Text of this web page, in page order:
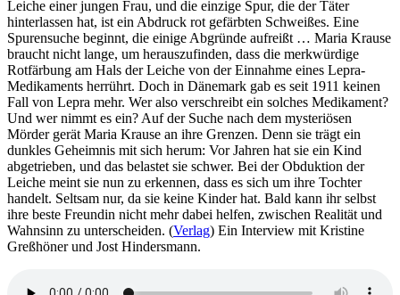
Leiche einer jungen Frau, und die einzige Spur, die der Täter
hinterlassen hat, ist ein Abdruck rot gefärbten Schweißes. Eine
Spurensuche beginnt, die einige Abgründe aufreißt … Maria Krause
braucht nicht lange, um herauszufinden, dass die merkwürdige
Rotfärbung am Hals der Leiche von der Einnahme eines Lepra-
Medikaments herrührt. Doch in Dänemark gab es seit 1911 keinen
Fall von Lepra mehr. Wer also verschreibt ein solches Medikament?
Und wer nimmt es ein? Auf der Suche nach dem mysteriösen
Mörder gerät Maria Krause an ihre Grenzen. Denn sie trägt ein
dunkles Geheimnis mit sich herum: Vor Jahren hat sie ein Kind
abgetrieben, und das belastet sie schwer. Bei der Obduktion der
Leiche meint sie nun zu erkennen, dass es sich um ihre Tochter
handelt. Seltsam nur, da sie keine Kinder hat. Bald kann ihr selbst
ihre beste Freundin nicht mehr dabei helfen, zwischen Realität und
Wahnsinn zu unterscheiden. (Verlag) Ein Interview mit Kristine
Greßhöner und Jost Hindersmann.